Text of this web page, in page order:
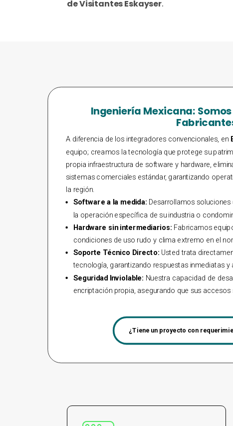
de Visitantes Eskayser.
Ingeniería Mexicana:
A diferencia de los integradores convencionales, en
equipo; creamos la tecnología que protege su
propia infraestructura de software y hardware,
sistemas comerciales estándar, garantizando
la región.
Software a la medida: Desarrollamos
la operación específica de su industria o
Hardware sin intermediarios: Fabricamos
condiciones de uso rudo y clima extremo en el
Soporte Técnico Directo: Usted trata
tecnología, garantizando respuestas inmediatas
Seguridad Inviolable: Nuestra capacidad de
encriptación propia, asegurando que sus accesos
¿Tiene un proyecto con